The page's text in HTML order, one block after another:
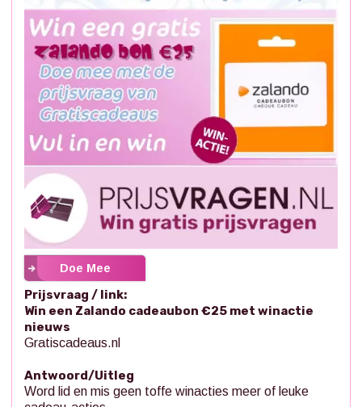
Doe Mee
Prijsvraag / link:
Win een Zalando cadeaubon €25 met winactie
nieuws
Gratiscadeaus.nl
Antwoord/Uitleg
Word lid en mis geen toffe winacties meer of leuke